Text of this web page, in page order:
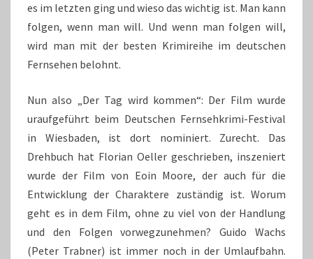
es im letzten ging und wieso das wichtig ist. Man kann
folgen, wenn man will. Und wenn man folgen will,
wird man mit der besten Krimireihe im deutschen
Fernsehen belohnt.
Nun also „Der Tag wird kommen“: Der Film wurde
uraufgeführt beim Deutschen Fernsehkrimi-Festival
in Wiesbaden, ist dort nominiert. Zurecht. Das
Drehbuch hat Florian Oeller geschrieben, inszeniert
wurde der Film von Eoin Moore, der auch für die
Entwicklung der Charaktere zuständig ist. Worum
geht es in dem Film, ohne zu viel von der Handlung
und den Folgen vorwegzunehmen? Guido Wachs
(Peter Trabner) ist immer noch in der Umlaufbahn.